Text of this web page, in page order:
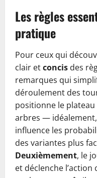
Les règles
pratique
Pour ceux qui
clair etconcis des
remarques qui
déroulement des
positionne le
arbres —
influence les
des variantes plus
Deuxièmement, le
et déclenche